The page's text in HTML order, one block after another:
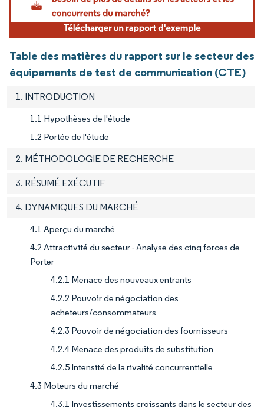
Table des matières du rapport sur le secteur des
équipements de test de communication (CTE)
1. INTRODUCTION
1.1 Hypothèses de l'étude
1.2 Portée de l'étude
2. MÉTHODOLOGIE DE RECHERCHE
3. RÉSUMÉ EXÉCUTIF
4. DYNAMIQUES DU MARCHÉ
4.1 Aperçu du marché
4.2 Attractivité du secteur - Analyse des cinq forces de
Porter
4.2.1 Menace des nouveaux entrants
4.2.2 Pouvoir de négociation des
acheteurs/consommateurs
4.2.3 Pouvoir de négociation des fournisseurs
4.2.4 Menace des produits de substitution
4.2.5 Intensité de la rivalité concurrentielle
4.3 Moteurs du marché
4.3.1 Investissements croissants dans le secteur des